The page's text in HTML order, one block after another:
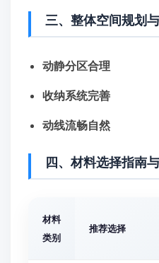
三、整体空间规划
动静分区合理
收纳系统完善
动线流畅自然
四、材料选择指南
材料
类别
推荐选择